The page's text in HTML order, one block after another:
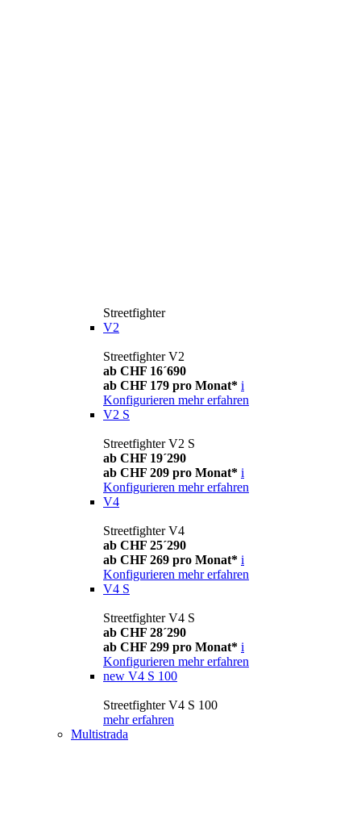
Streetfighter
V2
Streetfighter V2
ab CHF 16´690
ab CHF 179 pro Monat* i
Konfigurieren mehr erfahren
V2 S
Streetfighter V2 S
ab CHF 19´290
ab CHF 209 pro Monat* i
Konfigurieren mehr erfahren
V4
Streetfighter V4
ab CHF 25´290
ab CHF 269 pro Monat* i
Konfigurieren mehr erfahren
V4 S
Streetfighter V4 S
ab CHF 28´290
ab CHF 299 pro Monat* i
Konfigurieren mehr erfahren
new V4 S 100
Streetfighter V4 S 100
mehr erfahren
Multistrada